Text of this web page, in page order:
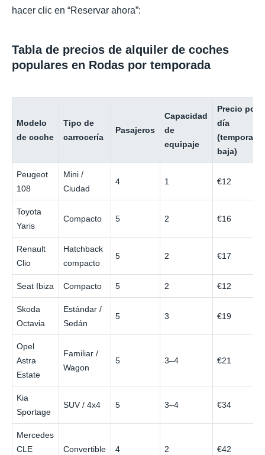
hacer clic en “Reservar ahora”:
Tabla de precios de alquiler de coches
populares en Rodas por temporada
Modelo
de coche
Tipo de
carrocería
Pasajeros
Capacidad
de
equipaje
Precio por
día
(temporada
baja)
Peugeot
108
Mini /
Ciudad
4 1 €12
Toyota
Yaris
Compacto 5 2 €16
Renault
Clio
Hatchback
compacto
5 2 €17
Seat Ibiza Compacto 5 2 €12
Skoda
Octavia
Estándar /
Sedán
5 3 €19
Opel
Astra
Estate
Familiar /
Wagon
5 3–4 €21
Kia
Sportage
SUV / 4x4 5 3–4 €34
Mercedes
CLE
Convertible 4 2 €42